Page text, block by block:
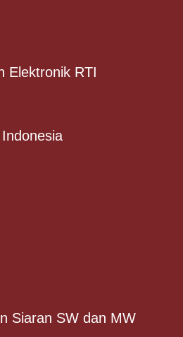
Elektronik RTI
Siaran SW dan MW